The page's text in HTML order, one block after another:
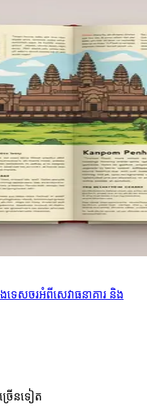
េសចរអំពីសេវាធនាគារ និង
រើនទៀត